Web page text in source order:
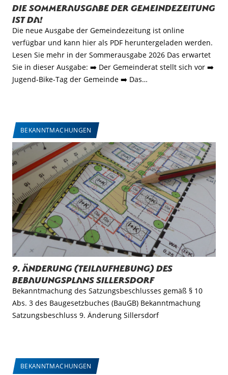
Die Sommerausgabe der Gemeindezeitung
ist da!
Die neue Ausgabe der Gemeindezeitung ist online
verfügbar und kann hier als PDF heruntergeladen werden.
Lesen Sie mehr in der Sommerausgabe 2026 Das erwartet
Sie in dieser Ausgabe: ➡️ Der Gemeinderat stellt sich vor ➡️
Jugend-Bike-Tag der Gemeinde ➡️ Das…
BEKANNTMACHUNGEN
9. Änderung (Teilaufhebung) des
Bebauungsplans Sillersdorf
Bekanntmachung des Satzungsbeschlusses gemäß § 10
Abs. 3 des Baugesetzbuches (BauGB) Bekanntmachung
Satzungsbeschluss 9. Änderung Sillersdorf
BEKANNTMACHUNGEN